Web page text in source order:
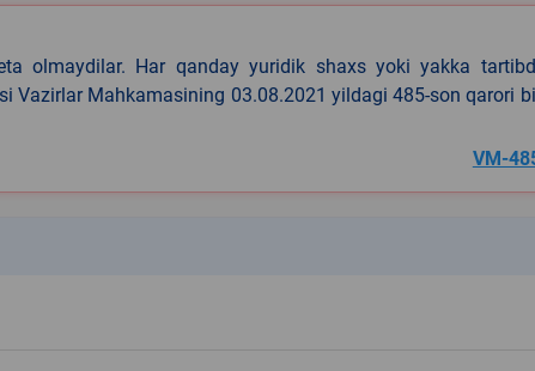
olmaydilar. Har qanday yuridik shaxs yoki yakka
Vazirlar Mahkamasining 03.08.2021 yildagi 485-son qarori
VM-